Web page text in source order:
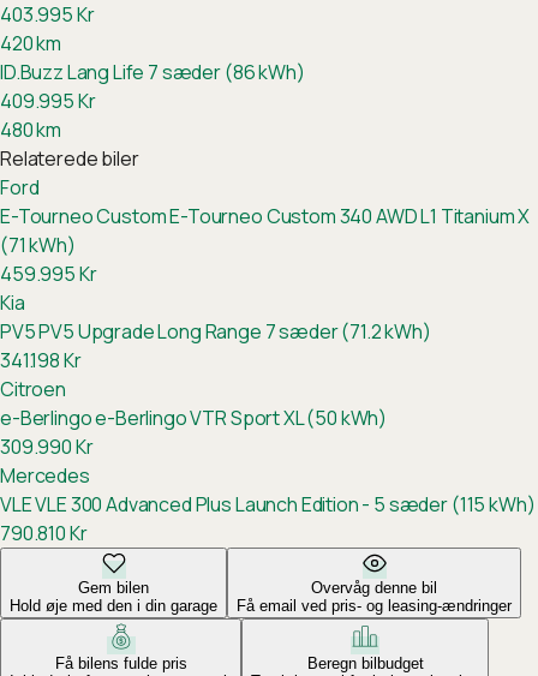
403.995Kr
420km
ID.Buzz Lang Life 7 sæder (86 kWh)
409.995Kr
480km
Relaterede biler
Ford
E-Tourneo CustomE-Tourneo Custom 340 AWD L1 Titanium X
(71 kWh)
459.995Kr
Kia
PV5PV5 Upgrade Long Range 7 sæder (71.2 kWh)
341.198Kr
Citroen
e-Berlingoe-Berlingo VTR Sport XL (50 kWh)
309.990Kr
Mercedes
VLEVLE 300 Advanced Plus Launch Edition - 5 sæder (115 kWh)
790.810Kr
Gem bilen
Hold øje med den i din garage
Overvåg denne bil
Få email ved pris- og leasing-ændringer
Få bilens fulde pris
Beregn bilbudget